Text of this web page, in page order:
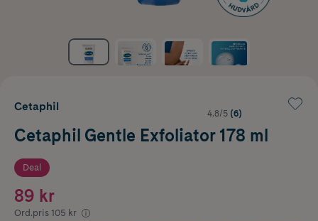
Cetaphil
4.8/5 (6)
Cetaphil Gentle Exfoliator 178 ml
Deal
89 kr
Ord.pris 105 kr